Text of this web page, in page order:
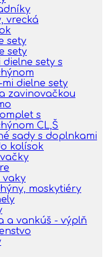
vrecká
sety
sety
sety s
mi dielne sety
zavinovačkou
s
CL,Š
sady s doplnkami
kolísok
vaky
moskytiéry
a vankúš - výplň